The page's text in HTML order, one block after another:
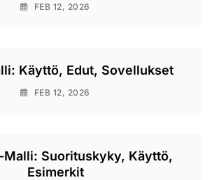
FEB 12, 2026
Käyttö, Edut, Sovellukset
FEB 12, 2026
Suorituskyky, Käyttö,
Esimerkit